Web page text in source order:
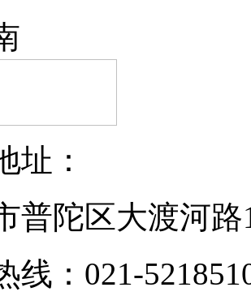
址：
普陀区大渡河
线：021-